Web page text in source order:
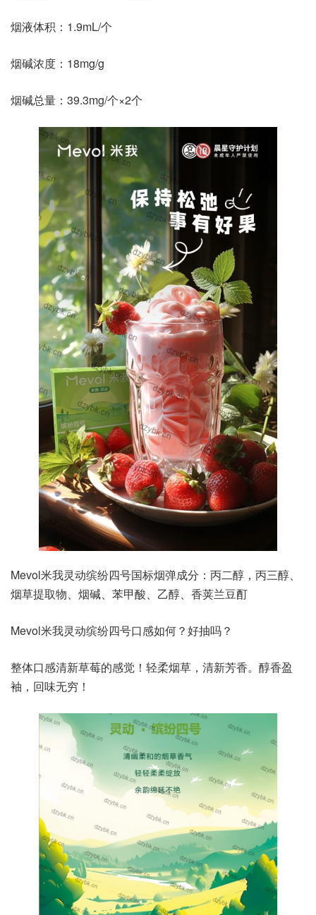
烟液体积：1.9mL/个
烟碱浓度：18mg/g
烟碱总量：39.3mg/个×2个
Mevol米我灵动缤纷四号国标烟弹成分：丙二醇，丙三醇、
烟草提取物、烟碱、苯甲酸、乙醇、香荚兰豆酊
Mevol米我灵动缤纷四号口感如何？好抽吗？
整体口感清新草莓的感觉！轻柔烟草，清新芳香。醇香盈
袖，回味无穷！